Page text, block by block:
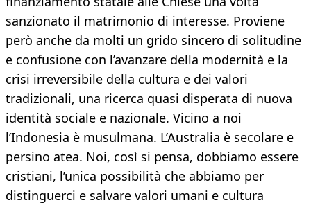
sanzionato il matrimonio di interesse. Proviene
però anche da molti un grido sincero di solitudine
e confusione con l’avanzare della modernità e la
crisi irreversibile della cultura e dei valori
tradizionali, una ricerca quasi disperata di nuova
identità sociale e nazionale. Vicino a noi
l’Indonesia è musulmana. L’Australia è secolare e
persino atea. Noi, così si pensa, dobbiamo essere
cristiani, l’unica possibilità che abbiamo per
distinguerci e salvare valori umani e cultura